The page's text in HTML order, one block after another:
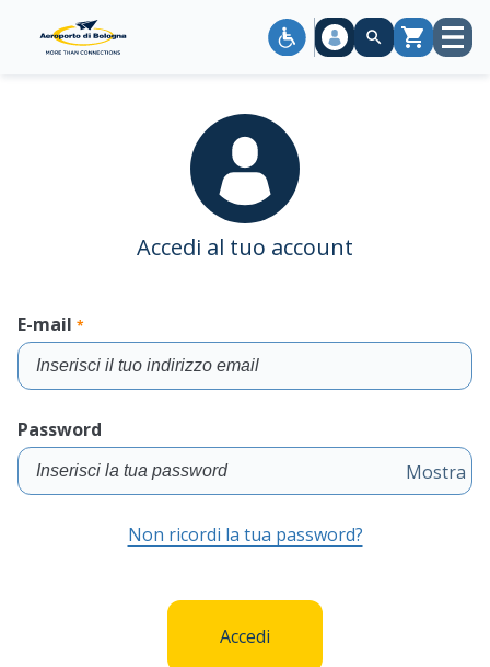
CarrelloApri
Accedi al tuo account
E-mail *
il
campo
Password
Mostra
Non ricordi la tua password?
Accedi